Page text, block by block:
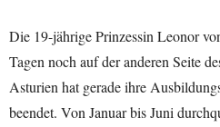
Die 19-jährige Prinzessin Leonor
Tagen noch auf der anderen Seite
Asturien hat gerade ihre
beendet. Von Januar bis Juni